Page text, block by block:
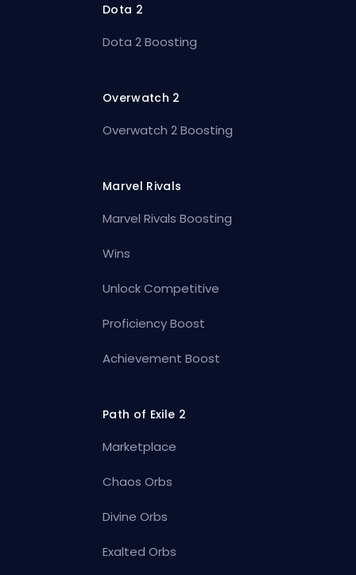
Dota 2
Dota 2 Boosting
Overwatch 2
Overwatch 2 Boosting
Marvel Rivals
Marvel Rivals Boosting
Wins
Unlock Competitive
Proficiency Boost
Achievement Boost
Path of Exile 2
Marketplace
Chaos Orbs
Divine Orbs
Exalted Orbs